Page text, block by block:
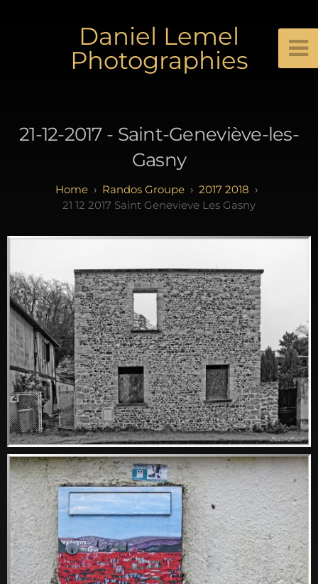
Daniel Lemel
Photographies
21-12-2017 - Saint-Geneviève-les-
Gasny
Randos Groupe
2017 2018
21 12 2017 Saint Genevieve Les Gasny